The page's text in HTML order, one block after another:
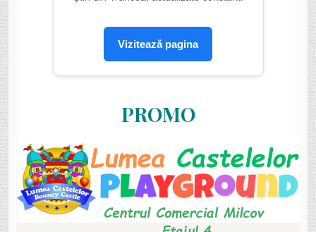
Vizitează pagina
PROMO